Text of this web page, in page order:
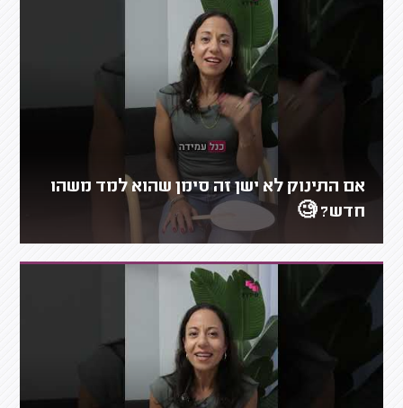
אם התינוק לא ישן זה סימן שהוא למד משהו
חדש? 🧐